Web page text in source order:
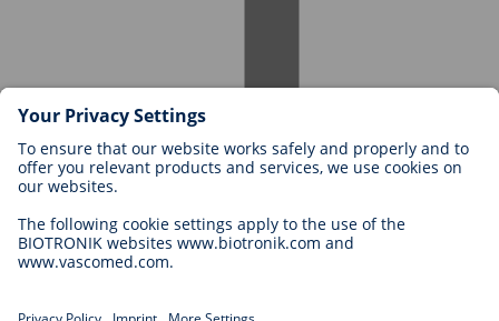
Karriere bei BIOTRONIK
Einstieg
Bewerbung
Karrierechancen